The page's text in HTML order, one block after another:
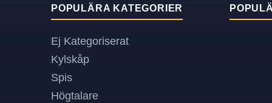
POPULÄRA KATEGORIER
Ej Kategoriserat
Kylskåp
Spis
Högtalare